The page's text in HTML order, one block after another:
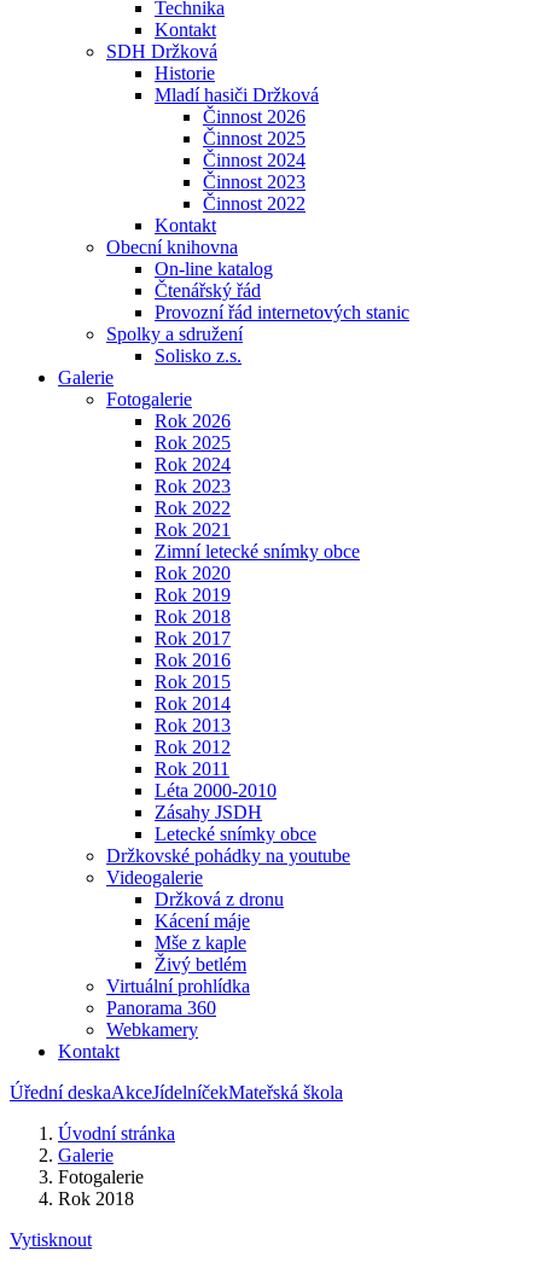
Technika
Kontakt
SDH Držková
Historie
Mladí hasiči Držková
Činnost 2026
Činnost 2025
Činnost 2024
Činnost 2023
Činnost 2022
Kontakt
Obecní knihovna
On-line katalog
Čtenářský řád
Provozní řád internetových stanic
Spolky a sdružení
Solisko z.s.
Galerie
Fotogalerie
Rok 2026
Rok 2025
Rok 2024
Rok 2023
Rok 2022
Rok 2021
Zimní letecké snímky obce
Rok 2020
Rok 2019
Rok 2018
Rok 2017
Rok 2016
Rok 2015
Rok 2014
Rok 2013
Rok 2012
Rok 2011
Léta 2000-2010
Zásahy JSDH
Letecké snímky obce
Držkovské pohádky na youtube
Videogalerie
Držková z dronu
Kácení máje
Mše z kaple
Živý betlém
Virtuální prohlídka
Panorama 360
Webkamery
Kontakt
Úřední deskaAkceJídelníčekMateřská škola
Úvodní stránka
Galerie
Fotogalerie
Rok 2018
Vytisknout